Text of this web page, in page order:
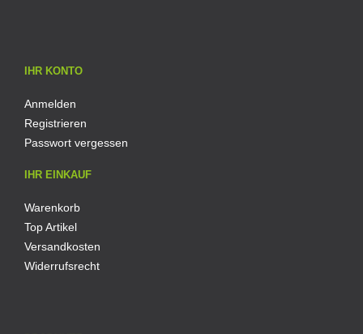
IHR KONTO
Anmelden
Registrieren
Passwort vergessen
IHR EINKAUF
Warenkorb
Top Artikel
Versandkosten
Widerrufsrecht